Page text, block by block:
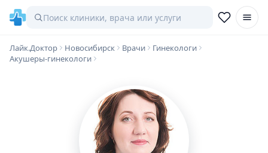
Лайк.Доктор Новосибирск Врачи
Гинекологи
Акушеры-гинекологи